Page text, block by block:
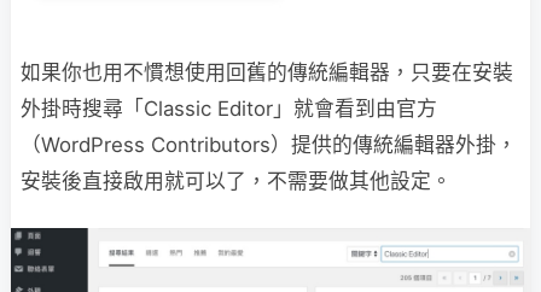
如果你也用不慣想使用回舊的傳統編輯器，只要在安裝
外掛時搜尋「Classic Editor」就會看到由官方
（WordPress Contributors）提供的傳統編輯器外掛，
安裝後直接啟用就可以了，不需要做其他設定。